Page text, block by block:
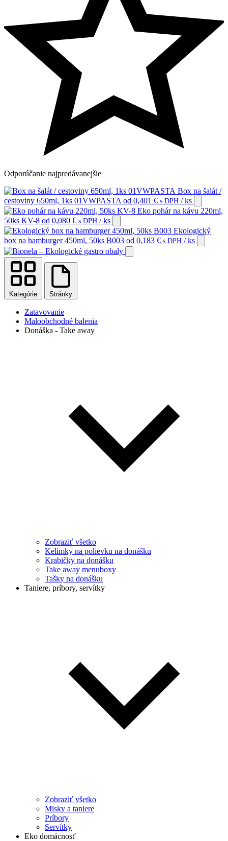
Odporúčanie najpredávanejšie
Box na šalát /
cestoviny 650ml, 1ks 01VWPASTA od 0,401 € s DPH / ks
Eko pohár na kávu 220ml,
50ks KV-8 od 0,080 € s DPH / ks
Ekologický
box na hamburger 450ml, 50ks B003 od 0,183 € s DPH / ks
Kategórie Stránky
Zatavovanie
Maloobchodné balenia
Donáška - Take away
Zobraziť všetko
Kelímky na polievku na donášku
Krabičky na donášku
Take away menuboxy
Tašky na donášku
Taniere, príbory, servítky
Zobraziť všetko
Misky a taniere
Príbory
Servítky
Eko domácnosť